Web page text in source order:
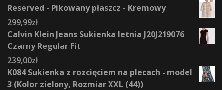
Reserved - Pikowany płaszcz - Kremowy
299,99zł
Calvin Klein Jeans Sukienka letnia J20J219076
Czarny Regular Fit
239,00zł
K084 Sukienka z rozcięciem na plecach - model
3 (Kolor zielony, Rozmiar XXL (44))